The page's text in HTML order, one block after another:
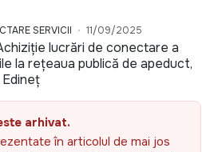
SERVICII 11/09/2025
lucrări de conectare a
la rețeaua publică de apeduct,
arhivat.
în articolul de mai jos